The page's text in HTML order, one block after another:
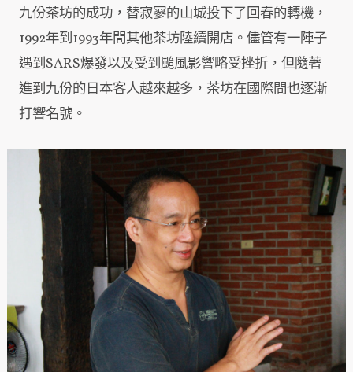
九份茶坊的成功，替寂寥的山城投下了回春的轉機，
1992年到1993年間其他茶坊陸續開店。儘管有一陣子
遇到SARS爆發以及受到颱風影響略受挫折，但隨著
進到九份的日本客人越來越多，茶坊在國際間也逐漸
打響名號。